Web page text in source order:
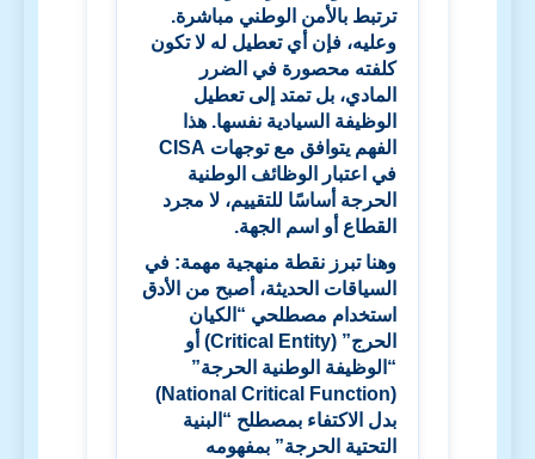
ترتبط بالأمن الوطني مباشرة.
وعليه، فإن أي تعطيل له لا تكون
كلفته محصورة في الضرر
المادي، بل تمتد إلى تعطيل
الوظيفة السيادية نفسها. هذا
الفهم يتوافق مع توجهات CISA
في اعتبار الوظائف الوطنية
الحرجة أساسًا للتقييم، لا مجرد
القطاع أو اسم الجهة.
وهنا تبرز نقطة منهجية مهمة: في
السياقات الحديثة، أصبح من الأدق
استخدام مصطلحي “الكيان
الحرج” (Critical Entity) أو
“الوظيفة الوطنية الحرجة”
(National Critical Function)
بدل الاكتفاء بمصطلح “البنية
التحتية الحرجة” بمفهومه